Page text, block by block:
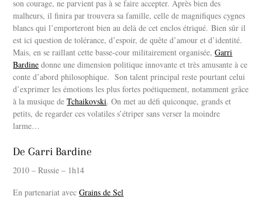
son courage, ne parvient pas à se faire accepter. Après bien des
malheurs, il finira par trouvera sa famille, celle de magnifiques cygnes
blancs qui l’emporteront bien au delà de cet enclos étriqué. Bien sûr il
est ici question de tolérance, d’espoir, de quête d’amour et d’identité.
Mais, en se raillant cette basse-cour militairement organisée,Garri
Bardine donne une dimension politique innovante et très amusante à ce
conte d’abord philosophique. Son talent principal reste pourtant celui
d’exprimer les émotions les plus fortes poétiquement, notamment grâce
à la musique deTchaikovski. On met au défi quiconque, grands et
petits, de regarder ces volatiles s’étriper sans verser la moindre
larme…
De Garri Bardine
2010 – Russie – 1h14
En partenariat avecGrains de Sel